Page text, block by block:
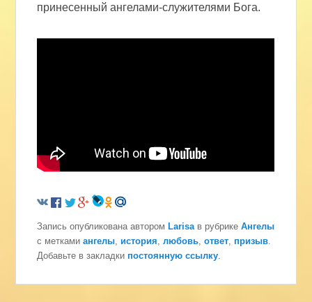
принесенный ангелами-служителями Бога.
Запись опубликована автором Larisa в рубрикеАнгелы
с меткамиангелы история ,любовь ,ответ призыв
Добавьте в закладки постоянную ссылку